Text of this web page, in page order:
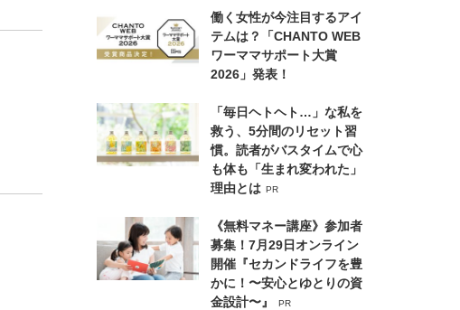
働く女性が今注目するアイ
テムは？「CHANTO WEB
ワーママサポート大賞
2026」発表！
「毎日ヘトヘト…」な私を
救う、5分間のリセット習
慣。読者がバスタイムで心
も体も「生まれ変われた」
理由とは PR
《無料マネー講座》参加者
募集！7月29日オンライン
開催『セカンドライフを豊
かに！〜安心とゆとりの資
金設計〜』
PR